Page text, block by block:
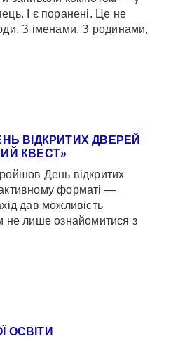
І є поранені. Це не
З іменами. З родинами,
ВІДКРИТИХ ДВЕРЕЙ
КВЕСТ»
День відкритих
форматі —
дав можливість
не лише ознайомитися з
ОСВІТИ